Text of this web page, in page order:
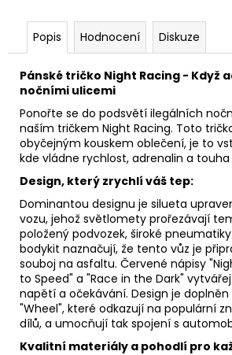
Popis Hodnocení Diskuze
Pánské tričko Night Racing - Když
nočními ulicemi
Ponořte se do podsvětí ilegálních
naším tričkem Night Racing. Toto
obyčejným kouskem oblečení, je to
kde vládne rychlost, adrenalin a
Design, který zrychlí váš tep:
Dominantou designu je silueta
vozu, jehož světlomety prořezávají
položený podvozek, široké
bodykit naznačují, že tento vůz je
souboj na asfaltu. Červené nápisy
to Speed" a "Race in the Dark"
napětí a očekávání. Design je
"Wheel", které odkazují na populární
dílů, a umocňují tak spojení s
Kvalitní materiály a pohodlí pro